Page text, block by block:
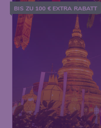
BIS ZU 100 € EXTRA RABATT